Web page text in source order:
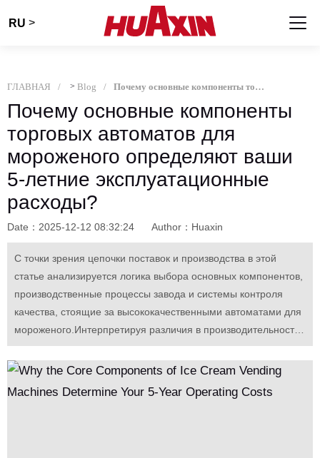
RU >
ГЛАВНАЯ > Blog Почему основные компоненты торговых автоматов для мороженого определяют ваши 5-летние эксплуатационные расходы?
Почему основные компоненты
торговых автоматов для
мороженого определяют ваши
5-летние эксплуатационные
расходы?
Date：2025-12-12 08:32:24 Author：Huaxin
С точки зрения цепочки поставок и производства в этой
статье анализируется логика выбора основных компонентов,
производственные процессы завода и системы контроля
качества, стоящие за высококачественными автоматами для
мороженого.Интерпретируя различия в производительности
ключевых компонентов, таких как компрессоры, датчики и
системы трансмиссии, он помогает покупателям и
долгосрочной стабильной эксплуатации.""